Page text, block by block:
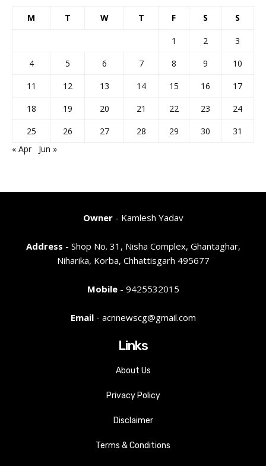
M T W T F S S
1 2
3
4
5 6 7 8 9
10
11
12 13 14 15 16
17
18
19 20 21 22 23
24
25
26 27 28 29 30
31
« Apr
Jun »
Owner- Kamlesh Yadav
Address - Shop No. 31, Nisha Complex, Ghantaghar,
Niharika, Korba, Chhattisgarh 495677
Mobile- 9425532015
Email- acnnewscg@gmail.com
Links
About Us
Privacy Policy
Disclaimer
Terms & Conditions